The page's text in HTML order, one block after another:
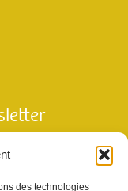
des technologies